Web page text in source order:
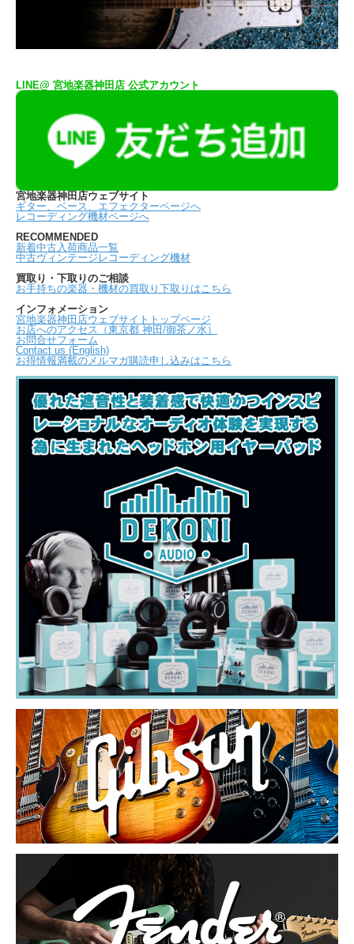
LINE@ 宮地楽器神田店 公式アカウント
宮地楽器神田店ウェブサイト
ギター、ベース、エフェクターページへ
レコーディング機材ページへ
RECOMMENDED
新着中古入荷商品一覧
中古ヴィンテージレコーディング機材
買取り・下取りのご相談
お手持ちの楽器・機材の買取り下取りはこちら
インフォメーション
宮地楽器神田店ウェブサイトトップページ
お店へのアクセス（東京都 神田/御茶ノ水）
お問合せフォーム
Contact us (English)
お得情報満載のメルマガ購読申し込みはこちら